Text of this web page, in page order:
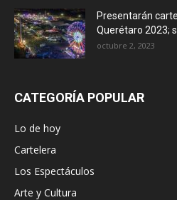
Presentarán
Querétaro 2023;
octubre 2, 2023
CATEGORÍA POPULAR
Lo de hoy
Cartelera
Los Espectáculos
Arte y Cultura